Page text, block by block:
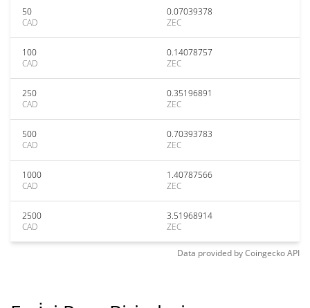
50
CAD
0.07039378
ZEC
100
CAD
0.14078757
ZEC
250
CAD
0.35196891
ZEC
500
CAD
0.70393783
ZEC
1000
CAD
1.40787566
ZEC
2500
CAD
3.51968914
ZEC
Data provided byCoingeckoAPI